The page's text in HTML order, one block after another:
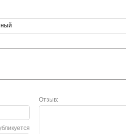
Отзыв: